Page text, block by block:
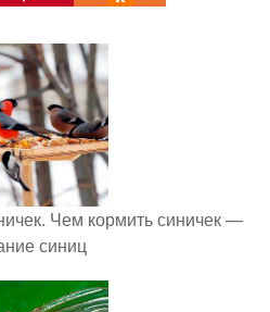
Чем кормить синичек —
синиц